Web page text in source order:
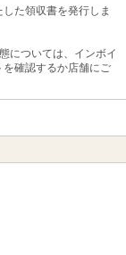
た領収書を発行しま
については、インボイ
確認するか店舗にご